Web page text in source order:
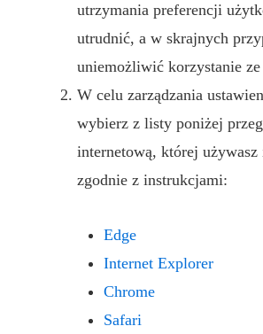
utrzymania preferencji
utrudnić, a w skrajnych
uniemożliwić korzystanie
W celu zarządzania
wybierz z listy poniżej
internetową, której używasz
zgodnie z instrukcjami:
Edge
Internet Explorer
Chrome
Safari